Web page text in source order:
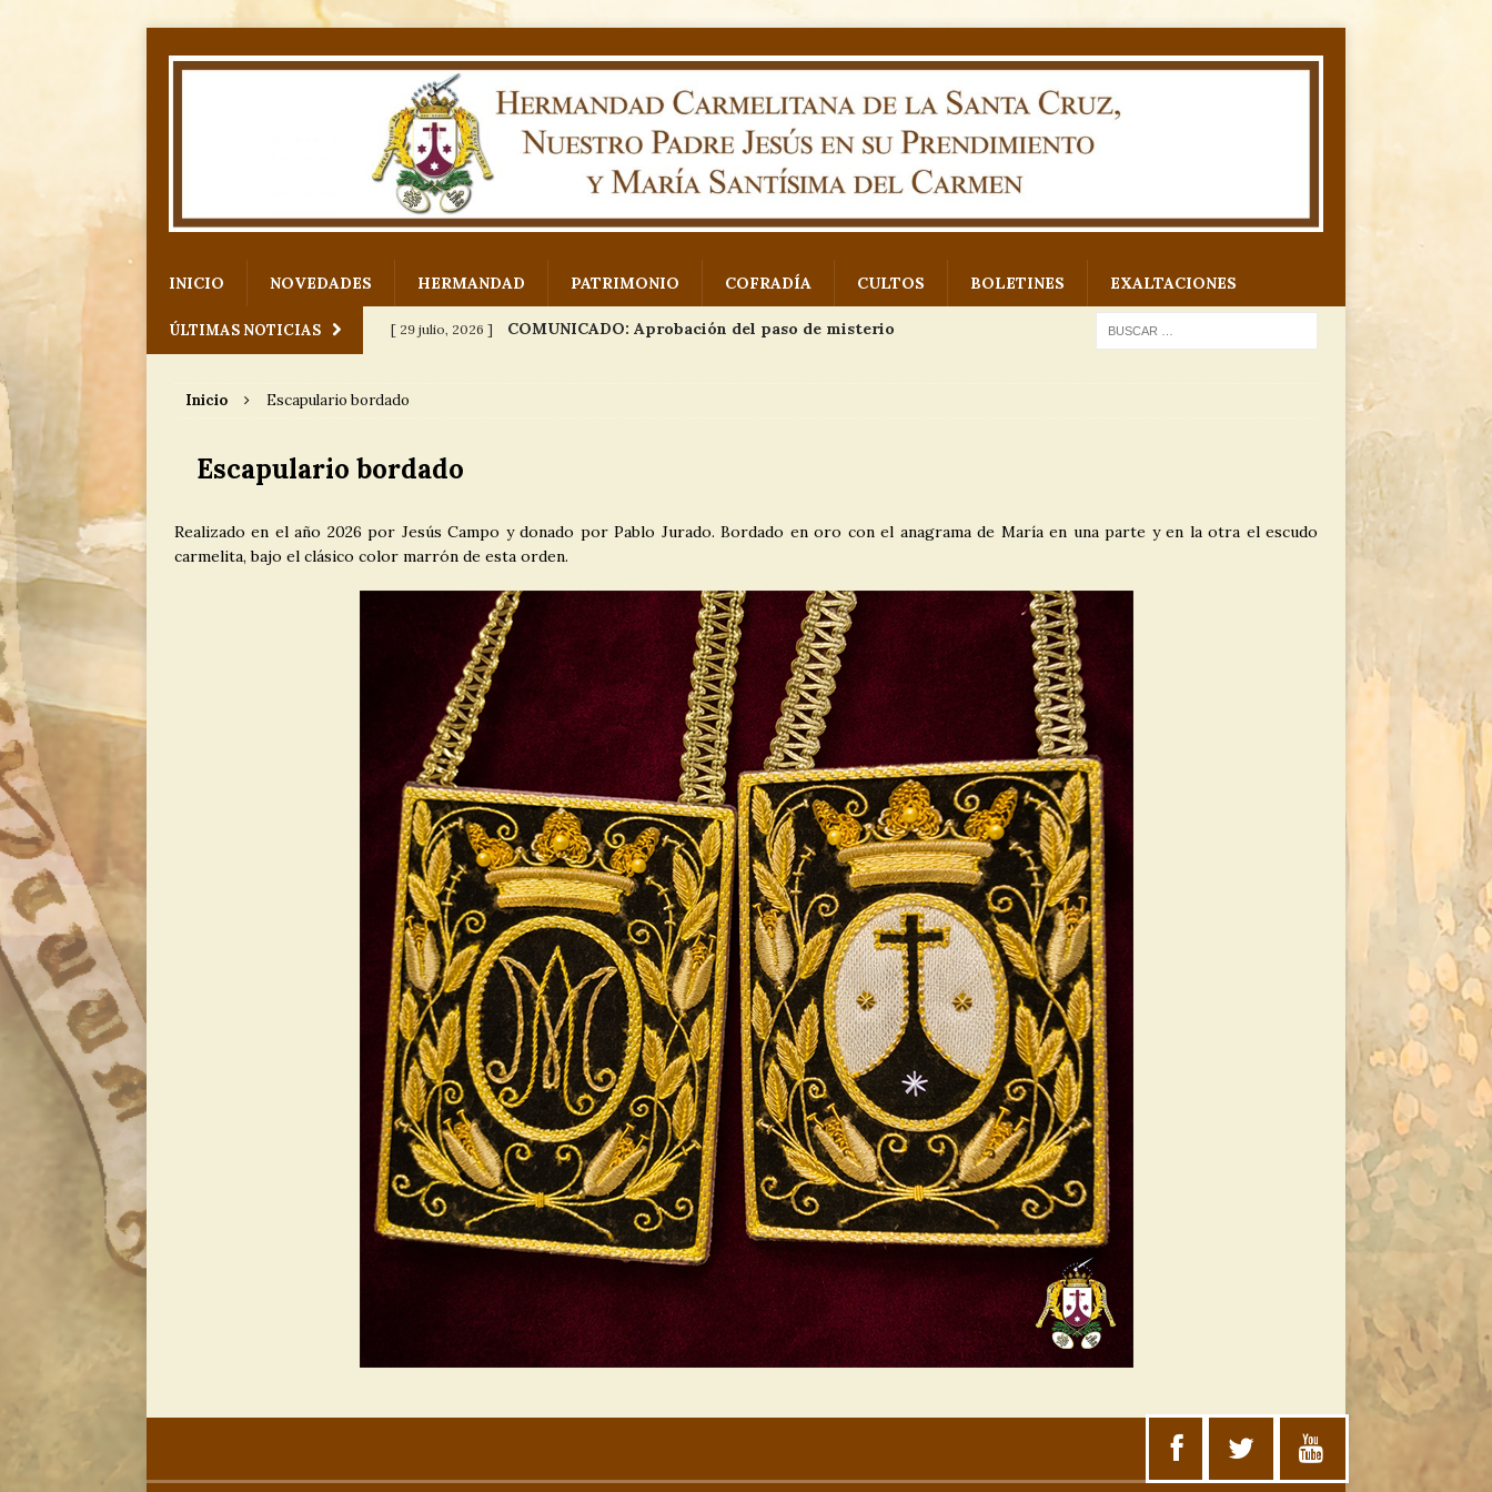
INICIO NOVEDADES HERMANDAD PATRIMONIO COFRADÍA CULTOS BOLETINES EXALTACIONES
ÚLTIMAS NOTICIAS [ 29 julio, 2026 ] COMUNICADO: Aprobación del paso de misterio
[ 6 julio, 2026 ]
[ 29 junio, 2026 ] Solemne Función, Triduo y Besamanos en Honor
a María Santísima del Carmen 2026 CULTOS
[ 5 agosto, 2026 ] Información cuota extraordinaria NOTICIAS
Inicio Escapulario bordado
Escapulario bordado
Realizado en el año 2026 por Jesús Campo y donado por Pablo Jurado. Bordado en oro con el anagrama de María en una parte y en la otra el escudo
carmelita, bajo el clásico color marrón de esta orden.